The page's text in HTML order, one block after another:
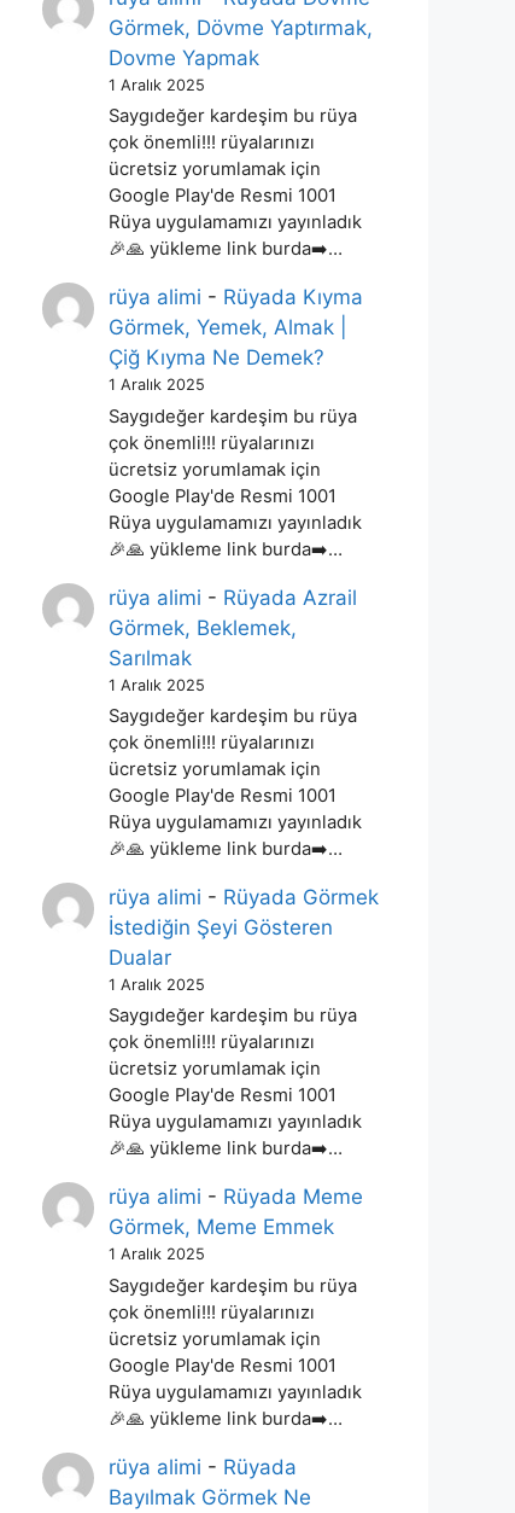
Görmek, Dövme Yaptırmak,
Dovme Yapmak
1 Aralık 2025
Saygıdeğer kardeşim bu rüya
çok önemli!!! rüyalarınızı
ücretsiz yorumlamak için
Google Play'de Resmi 1001
Rüya uygulamamızı yayınladık
🎉🙏 yükleme link burda➡️…
rüya alimi - Rüyada Kıyma
Görmek, Yemek, Almak |
Çiğ Kıyma Ne Demek?
1 Aralık 2025
Saygıdeğer kardeşim bu rüya
çok önemli!!! rüyalarınızı
ücretsiz yorumlamak için
Google Play'de Resmi 1001
Rüya uygulamamızı yayınladık
🎉🙏 yükleme link burda➡️…
rüya alimi - Rüyada Azrail
Görmek, Beklemek,
Sarılmak
1 Aralık 2025
Saygıdeğer kardeşim bu rüya
çok önemli!!! rüyalarınızı
ücretsiz yorumlamak için
Google Play'de Resmi 1001
Rüya uygulamamızı yayınladık
🎉🙏 yükleme link burda➡️…
rüya alimi - Rüyada Görmek
İstediğin Şeyi Gösteren
Dualar
1 Aralık 2025
Saygıdeğer kardeşim bu rüya
çok önemli!!! rüyalarınızı
ücretsiz yorumlamak için
Google Play'de Resmi 1001
Rüya uygulamamızı yayınladık
🎉🙏 yükleme link burda➡️…
rüya alimi - Rüyada Meme
Görmek, Meme Emmek
1 Aralık 2025
Saygıdeğer kardeşim bu rüya
çok önemli!!! rüyalarınızı
ücretsiz yorumlamak için
Google Play'de Resmi 1001
Rüya uygulamamızı yayınladık
🎉🙏 yükleme link burda➡️…
rüya alimi - Rüyada
Bayılmak Görmek Ne